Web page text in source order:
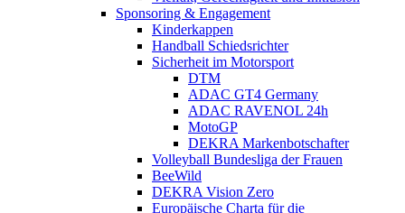
Sponsoring & Engagement
Kinderkappen
Handball Schiedsrichter
Sicherheit im Motorsport
DTM
ADAC GT4 Germany
ADAC RAVENOL 24h
MotoGP
DEKRA Markenbotschafter
Volleyball Bundesliga der Frauen
BeeWild
DEKRA Vision Zero
Europäische Charta für die